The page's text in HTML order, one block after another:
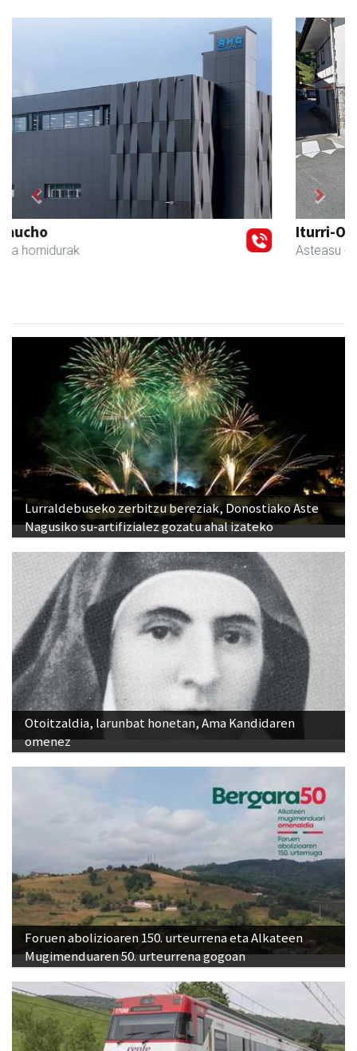
Iturri-Ondo jatetxea
Asteasu - Jatetxeak
Previous Next
Lurraldebuseko zerbitzu bereziak, Donostiako Aste
Nagusiko su-artifizialez gozatu ahal izateko
Otoitzaldia, larunbat honetan, Ama Kandidaren
omenez
Foruen abolizioaren 150. urteurrena eta Alkateen
Mugimenduaren 50. urteurrena gogoan